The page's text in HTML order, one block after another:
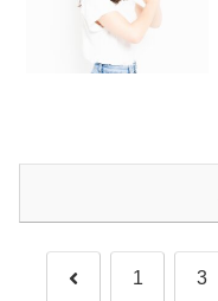
前 1 3